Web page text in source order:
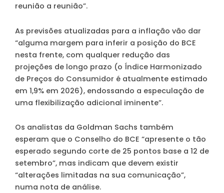
reunião a reunião”.
As previsões atualizadas para a inflação vão dar
“alguma margem para inferir a posição do BCE
nesta frente, com qualquer redução das
projeções de longo prazo (o Índice Harmonizado
de Preços do Consumidor é atualmente estimado
em 1,9% em 2026), endossando a especulação de
uma flexibilização adicional iminente”.
Os analistas da Goldman Sachs também
esperam que o Conselho do BCE “apresente o tão
esperado segundo corte de 25 pontos base a 12 de
setembro”, mas indicam que devem existir
“alterações limitadas na sua comunicação”,
numa nota de análise.